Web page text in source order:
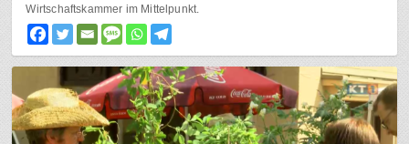
Wirtschaftskammer im Mittelpunkt.